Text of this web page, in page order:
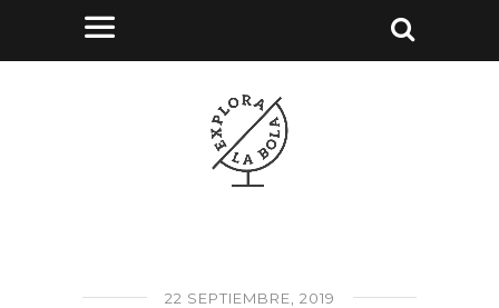
22 SEPTIEMBRE, 2019